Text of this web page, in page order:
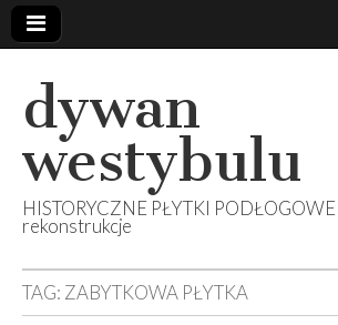
dywan
westybulu
HISTORYCZNE PŁYTKI
rekonstrukcje
TAG: ZABYTKOWA PŁYTKA